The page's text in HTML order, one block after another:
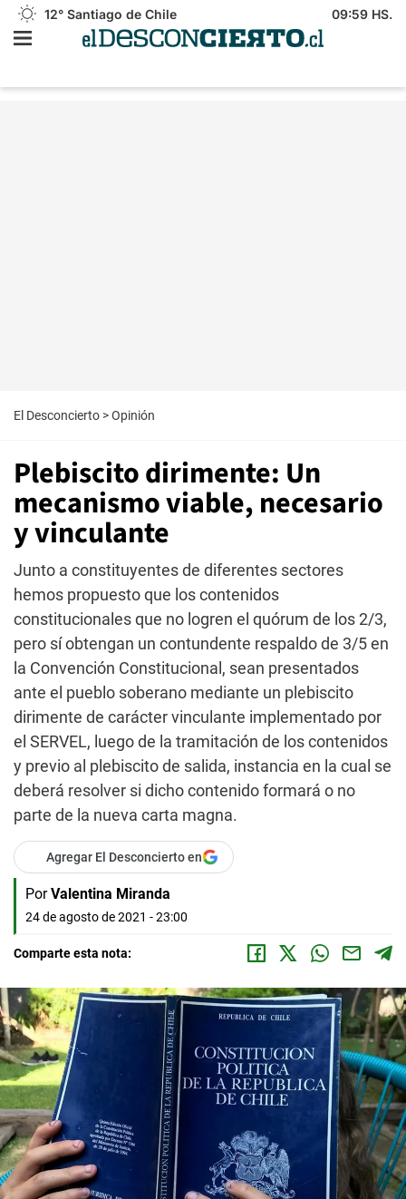
12° Santiago de Chile 09:59 HS.
El Desconcierto >Opinión
Plebiscito dirimente: Un
mecanismo viable, necesario
y vinculante
Junto a constituyentes de diferentes sectores
hemos propuesto que los contenidos
constitucionales que no logren el quórum de los 2/3,
pero sí obtengan un contundente respaldo de 3/5 en
la Convención Constitucional, sean presentados
ante el pueblo soberano mediante un plebiscito
dirimente de carácter vinculante implementado por
el SERVEL, luego de la tramitación de los contenidos
y previo al plebiscito de salida, instancia en la cual se
deberá resolver si dicho contenido formará o no
parte de la nueva carta magna.
Agregar El Desconcierto en
Por Valentina Miranda
24 de agosto de 2021 - 23:00
Comparte esta nota: